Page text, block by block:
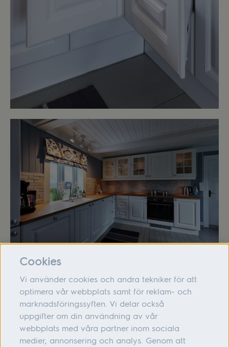
Om oss
Hjälp
Cookies
Vi använder cookies och andra tekniker för att
optimera vår webbplats samt för reklam- och
marknadsföringssyften. Vi delar också
uppgifter om din användning av vår
webbplats med våra partner inom sociala
medier, annonsering och analys. Genom att